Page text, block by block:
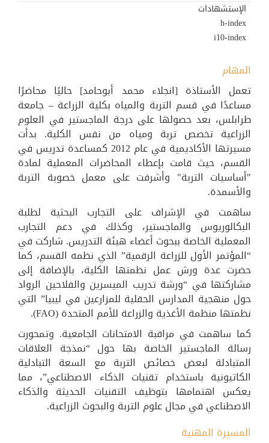
الإستشهادات
h-index
i10-index
المهام
تعمل الأستاذة [انجلاء محمد أبوحامد] حاليًا محاضرًا
مساعدًا في قسم التربة والمياه بكلية الزراعة – جامعة
طرابلس، بعد حصولها على درجة الماجستير في العلوم
الزراعية تخصص تربة ومياه من نفس الكلية. بدأت
مسيرتها الأكاديمية في عام 2012 كمساعدة تدريس في
القسم، حيث قامت بإعطاء المحاضرات المعملية لمادة
"أساسيات التربة" وأشرفت على معمل خصوبة التربة
والأسمدة.
ساهمت في الإشراف على التجارب البحثية لطلبة
البكالوريوس والماجستير، وكذلك في دعم التجارب
المعملية الخاصة ببحوث أعضاء هيئة التدريس. شاركت في
“المؤتمر الأول للزراعة الرقمية” الذي نظمه القسم، كما
حضرت عدة ورش عمل نظمتها الكلية، بالإضافة إلى
مشاركتها في “ورشة تدريب الميسرين والفلاحين الرواد
حول منهجية المدارس الحقلية للمزارعين في ليبيا” التي
نظمتها منظمة الأغذية والزراعة للأمم المتحدة (FAO).
كما ساهمت في مراقبة الامتحانات الجامعية. وتمحورت
رسالة الماجستير الخاصة بها حول “نمذجة العلاقات
المتبادلة لبعض خصائص التربة مع السعة التبادلية
الكاتيونية باستخدام تقنيات الذكاء الاصطناعي”، مما
يعكس اهتمامها بتوظيف التقنيات الحديثة والذكاء
الاصطناعي في مجال علوم التربة والبحوث الزراعية.
المسيرة المهنية